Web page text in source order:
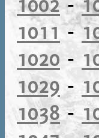
1011-
1020 -
1029 -
1038-